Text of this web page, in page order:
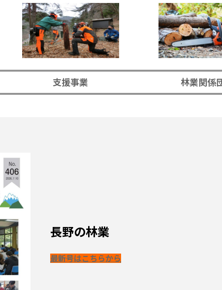
支援事業 林業関係
長野の林業
最新号はこちらから